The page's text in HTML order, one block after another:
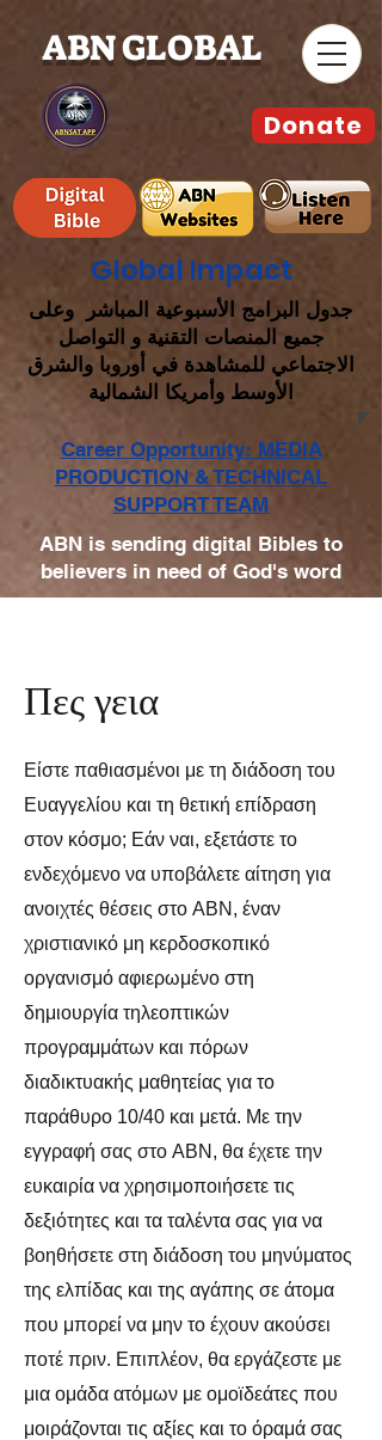
ABN GLOBAL
Global Impact
جدول البرامج الأسبوعية المباشر وعلى
جميع المنصات التقنية و التواصل
الاجتماعي للمشاهدة في أوروبا والشرق
الأوسط وأمريكا الشمالية
ABN is sending digital Bibles to
believers in need of God's word
Donate
Career Opportunity: MEDIA
PRODUCTION & TECHNICAL
SUPPORT TEAM
Πες γεια
Είστε παθιασμένοι με τη διάδοση του
Ευαγγελίου και τη θετική επίδραση
στον κόσμο; Εάν ναι, εξετάστε το
ενδεχόμενο να υποβάλετε αίτηση για
ανοιχτές θέσεις στο ABN, έναν
χριστιανικό μη κερδοσκοπικό
οργανισμό αφιερωμένο στη
δημιουργία τηλεοπτικών
προγραμμάτων και πόρων
διαδικτυακής μαθητείας για το
παράθυρο 10/40 και μετά. Με την
εγγραφή σας στο ABN, θα έχετε την
ευκαιρία να χρησιμοποιήσετε τις
δεξιότητες και τα ταλέντα σας για να
βοηθήσετε στη διάδοση του μηνύματος
της ελπίδας και της αγάπης σε άτομα
που μπορεί να μην το έχουν ακούσει
ποτέ πριν. Επιπλέον, θα εργάζεστε με
μια ομάδα ατόμων με ομοϊδεάτες που
μοιράζονται τις αξίες και το όραμά σας